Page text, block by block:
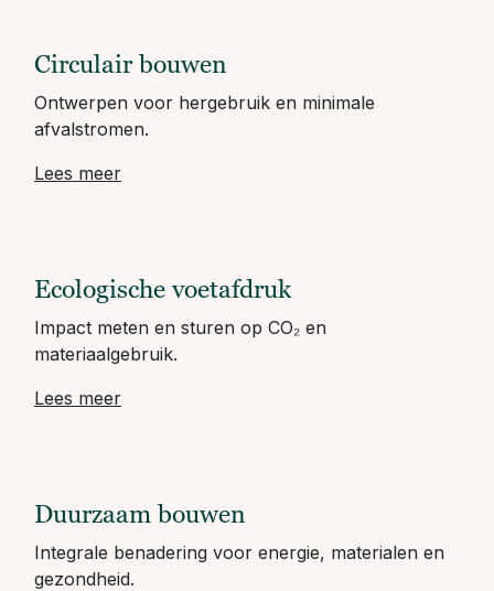
Circulair bouwen
Ontwerpen voor hergebruik en minimale
afvalstromen.
Lees meer
Ecologische voetafdruk
Impact meten en sturen op CO₂ en
materiaalgebruik.
Lees meer
Duurzaam bouwen
Integrale benadering voor energie, materialen en
gezondheid.